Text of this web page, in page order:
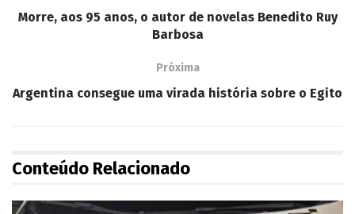
Morre, aos 95 anos, o autor de novelas Benedito Ruy
Barbosa
Próxima
Argentina consegue uma virada história sobre o Egito
Conteúdo Relacionado